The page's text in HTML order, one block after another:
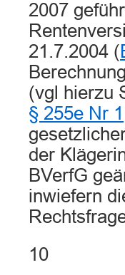
2007
21.7.2004 (
(vgl hierzu
§ 255e Nr 1
der
BVerfG
inwiefern
10